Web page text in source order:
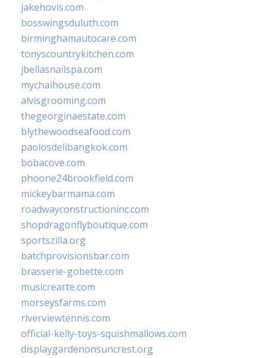
jakehovis.com
bosswingsduluth.com
birminghamautocare.com
tonyscountrykitchen.com
jbellasnailspa.com
mychaihouse.com
alvisgrooming.com
thegeorginaestate.com
blythewoodseafood.com
paolosdelibangkok.com
bobacove.com
phoone24brookfield.com
mickeybarmama.com
roadwayconstructioninc.com
shopdragonflyboutique.com
sportszilla.org
batchprovisionsbar.com
brasserie-gobette.com
musicrearte.com
morseysfarms.com
riverviewtennis.com
official-kelly-toys-squishmallows.com
displaygardenonsuncrest.org